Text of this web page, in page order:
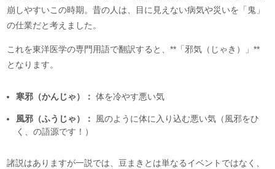
崩しやすいこの時期。昔の人は、目に見えない病気や災いを「鬼」
の仕業だと考えました。
これを東洋医学の専門用語で翻訳すると、**「邪気（じゃき）」**
となります。
寒邪（かんじゃ）： 体を冷やす悪い気
風邪（ふうじゃ）：
風のように体に入り込む悪い気（風邪をひ
く、の語源です！）
諸説はありますが一説では、豆まきとは単なるイベントではなく、